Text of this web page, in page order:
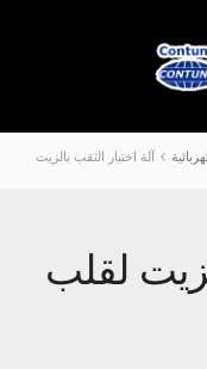
آلة اختبار الثقب بالزيت
لقلب